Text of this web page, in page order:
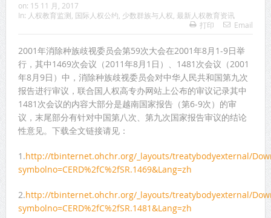
on: 15 11 月, 2017
In: 人权教育监测 国际人权公约 少数群族与人权 最新人权教育资讯
打印
Email
2001年消除种族歧视委员会第59次大会在2001年8月1-9日举
行，其中1469次会议（2011年8月1日）、1481次会议（2001
年8月9日）中，消除种族歧视委员会对中华人民共和国第九次
报告进行审议，联合国人权高专办网站上公布的审议记录其中
1481次会议的内容大部分是越南国家报告（第6-9次）的审
议，末尾部分有针对中国第八次、第九次国家报告审议的结论
性意见。下载全文链接请见：
1.http://tbinternet.ohchr.org/_layouts/treatybodyexternal/
symbolno=CERD%2fC%2fSR.1469&Lang=zh
2.http://tbinternet.ohchr.org/_layouts/treatybodyexternal/
symbolno=CERD%2fC%2fSR.1481&Lang=zh